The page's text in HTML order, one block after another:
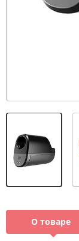
О товаре